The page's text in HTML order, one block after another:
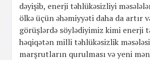
dəyişib, enerji təhlükəsizliyi
ölkə üçün əhəmiyyəti daha da artır
görüşlərdə söylədiyimiz kimi enerji
həqiqətən milli təhlükəsizlik
marşrutların qurulması və yeni